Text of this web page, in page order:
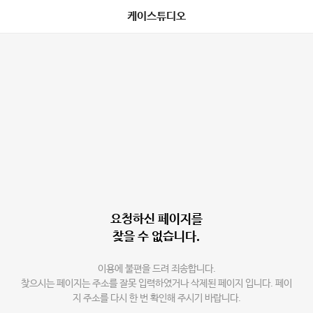
케이스튜디오
요청하신 페이지를
찾을 수 없습니다.
이용에 불편을 드려 죄송합니다.
찾으시는 페이지는 주소를 잘못 입력하였거나 삭제된 페이지 입니다. 페이
지 주소를 다시 한 번 확인해 주시기 바랍니다.